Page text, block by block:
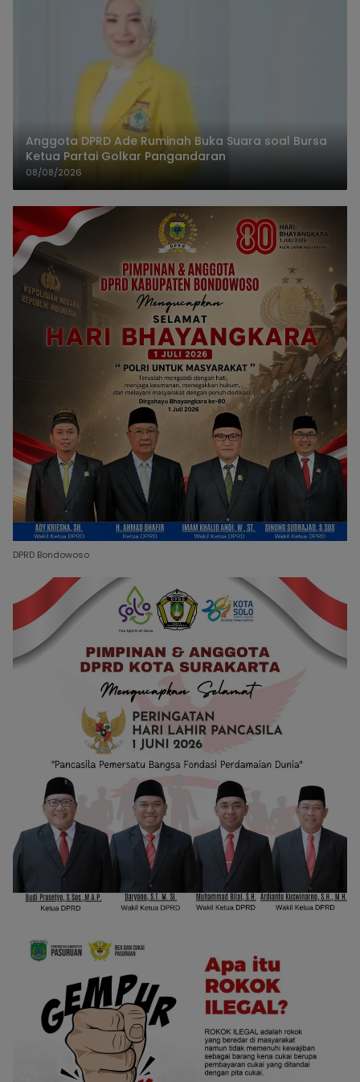
Anggota DPRD Ade Ruminah Buka Suara soal Bursa
Ketua Partai Golkar Pangandaran
08/08/2026
DPRD Bondowoso